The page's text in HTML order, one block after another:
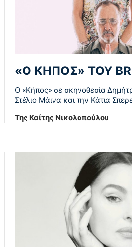
«Ο ΚΗΠΟΣ» ΤΟΥ
Ο «Κήπος» σε σκηνοθεσία
Στέλιο Μάινα και την Κάτια
Της Καίτης Νικολοπούλου